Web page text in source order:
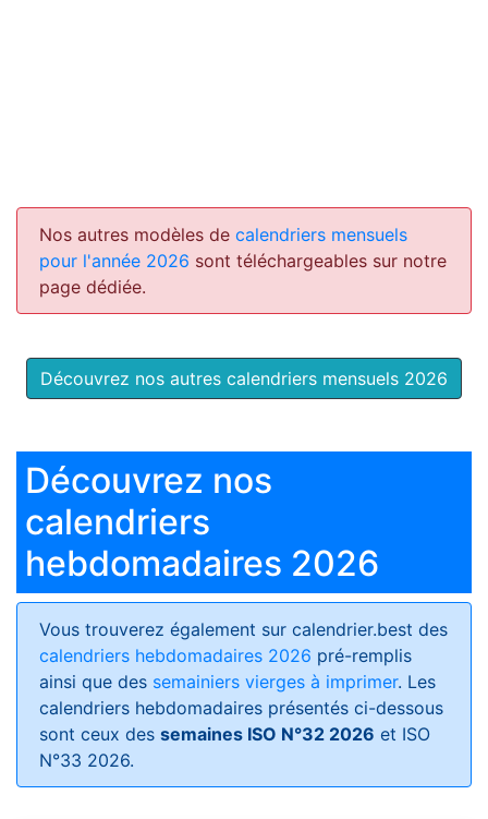
Nos autres modèles de calendriers mensuels
pour l'année 2026 sont téléchargeables sur notre
page dédiée.
Découvrez nos autres calendriers mensuels 2026
Découvrez nos
calendriers
hebdomadaires 2026
Vous trouverez également sur calendrier.best des
calendriers hebdomadaires 2026 pré-remplis
ainsi que des semainiers vierges à imprimer. Les
calendriers hebdomadaires présentés ci-dessous
sont ceux des semaines ISO N°32 2026 et ISO
N°33 2026.